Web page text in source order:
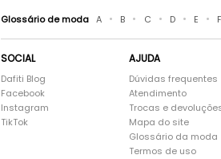
Glossário de moda A • B • C • D • E • F
SOCIAL
Dafiti Blog
Facebook
Instagram
TikTok
AJUDA
Dúvidas frequentes
Atendimento
Trocas e
Mapa do site
Glossário da moda
Termos de uso